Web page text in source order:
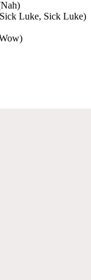
Luke, Sick Luke)